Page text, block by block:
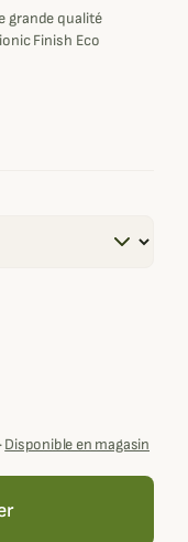
grande qualité
Finish Eco
·Disponible en magasin